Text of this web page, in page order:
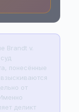
Brandt v.
понесённые
от
деликт